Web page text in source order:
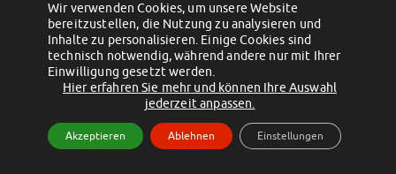
MIT einander – FÜR einander
Wohnheimtutoren
Schadensmeldung
Wohnen-FAQ
Dokumente
AnsprechpartnerInnen
Soziales & Beratung
Wir verwenden Cookies, um unsere Website
bereitzustellen, die Nutzung zu analysieren und
Inhalte zu personalisieren. Einige Cookies sind
technisch notwendig, während andere nur mit Ihrer
Einwilligung gesetzt werden.
Hier erfahren Sie mehr und können Ihre Auswahl
jederzeit anpassen.
Akzeptieren Ablehnen Einstellungen